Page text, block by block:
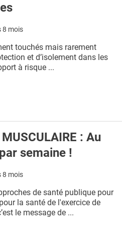
8 mois
touchés mais rarement
et d’isolement dans les
à risque ...
: Au
semaine !
8 mois
de santé publique pour
la santé de l'exercice de
le message de ...